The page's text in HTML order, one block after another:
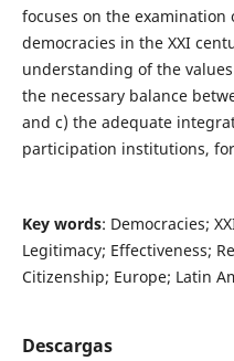
focuses on the
democracies in the XXI
understanding of the
the necessary balance
and c) the adequate
participation institutions,
Key words: Democracies;
Legitimacy; Effectiveness;
Citizenship; Europe; Latin
Descargas